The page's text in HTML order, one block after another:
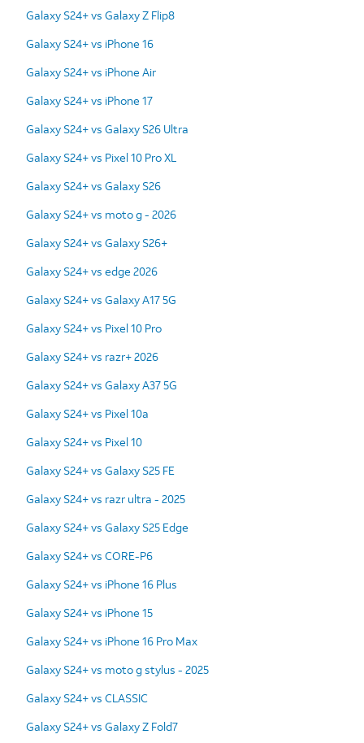
Galaxy S24+ vs Galaxy Z Flip8
Galaxy S24+ vs iPhone 16
Galaxy S24+ vs iPhone Air
Galaxy S24+ vs iPhone 17
Galaxy S24+ vs Galaxy S26 Ultra
Galaxy S24+ vs Pixel 10 Pro XL
Galaxy S24+ vs Galaxy S26
Galaxy S24+ vs moto g - 2026
Galaxy S24+ vs Galaxy S26+
Galaxy S24+ vs edge 2026
Galaxy S24+ vs Galaxy A17 5G
Galaxy S24+ vs Pixel 10 Pro
Galaxy S24+ vs razr+ 2026
Galaxy S24+ vs Galaxy A37 5G
Galaxy S24+ vs Pixel 10a
Galaxy S24+ vs Pixel 10
Galaxy S24+ vs Galaxy S25 FE
Galaxy S24+ vs razr ultra - 2025
Galaxy S24+ vs Galaxy S25 Edge
Galaxy S24+ vs CORE-P6
Galaxy S24+ vs iPhone 16 Plus
Galaxy S24+ vs iPhone 15
Galaxy S24+ vs iPhone 16 Pro Max
Galaxy S24+ vs moto g stylus - 2025
Galaxy S24+ vs CLASSIC
Galaxy S24+ vs Galaxy Z Fold7